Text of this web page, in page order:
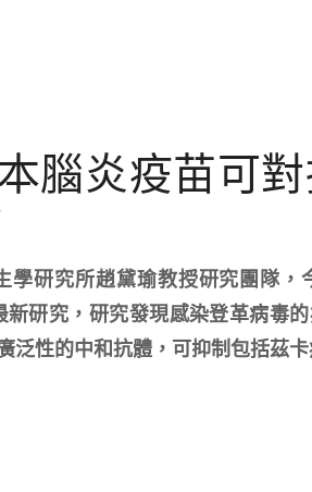
腦炎疫苗可對
研究所趙黛瑜教授研究團隊，
研究，研究發現感染登革病毒
泛性的中和抗體，可抑制包括茲